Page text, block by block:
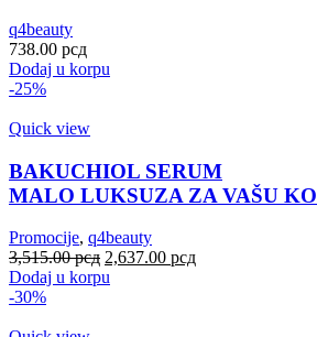
q4beauty
738.00 рсд
Dodaj u korpu
-25%
Quick view
BAKUCHIOL SERUM
MALO LUKSUZA ZA VAŠU
Promocije, q4beauty
3,515.00рсд Оригинална
цена
2,637.00 рсдТренутна
Dodaj u korpu
-30%